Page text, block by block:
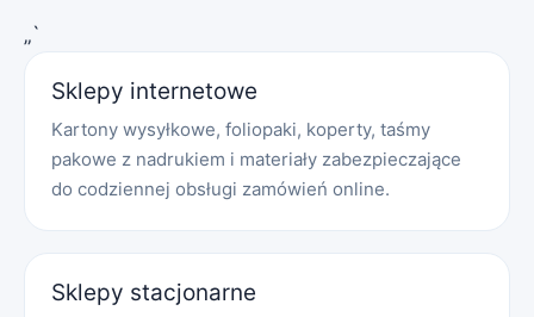
„`
Sklepy internetowe
Kartony wysyłkowe, foliopaki, koperty, taśmy
pakowe z nadrukiem i materiały zabezpieczające
do codziennej obsługi zamówień online.
Sklepy stacjonarne